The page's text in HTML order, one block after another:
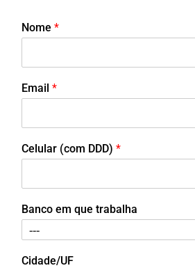
Nome *
Email *
Celular (com DDD) *
Banco em que trabalha
Cidade/UF